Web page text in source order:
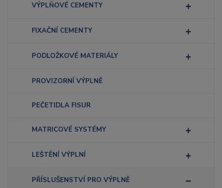
VÝPLŇOVÉ CEMENTY
FIXAČNÍ CEMENTY
PODLOŽKOVÉ MATERIÁLY
PROVIZORNÍ VÝPLNĚ
PEČETIDLA FISUR
MATRICOVÉ SYSTÉMY
LEŠTĚNÍ VÝPLNÍ
PŘÍSLUŠENSTVÍ PRO VÝPLNĚ